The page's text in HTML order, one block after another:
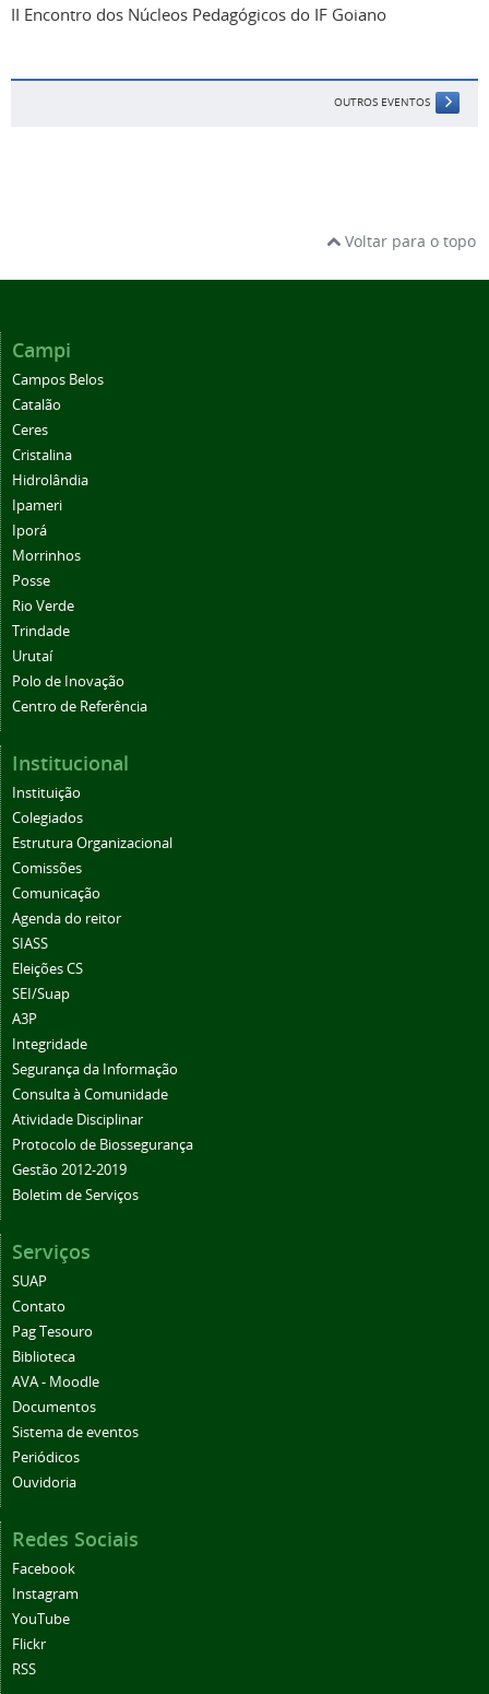
II Encontro dos Núcleos Pedagógicos do IF Goiano
OUTROS EVENTOS
Voltar para o topo
Campi
Campos Belos
Catalão
Ceres
Cristalina
Hidrolândia
Ipameri
Iporá
Morrinhos
Posse
Rio Verde
Trindade
Urutaí
Polo de Inovação
Centro de Referência
Institucional
Instituição
Colegiados
Estrutura Organizacional
Comissões
Comunicação
Agenda do reitor
SIASS
Eleições CS
SEI/Suap
A3P
Integridade
Segurança da Informação
Consulta à Comunidade
Atividade Disciplinar
Protocolo de Biossegurança
Gestão 2012-2019
Boletim de Serviços
Serviços
SUAP
Contato
Pag Tesouro
Biblioteca
AVA - Moodle
Documentos
Sistema de eventos
Periódicos
Ouvidoria
Redes Sociais
Facebook
Instagram
YouTube
Flickr
RSS